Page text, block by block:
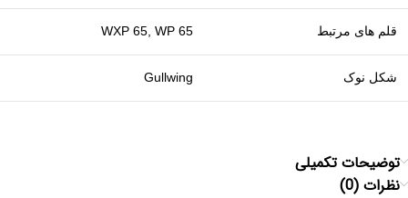
قلم های مرتبط WXP 65, WP 65
شکل نوک Gullwing
توضیحات تکمیلی
نظرات (0)